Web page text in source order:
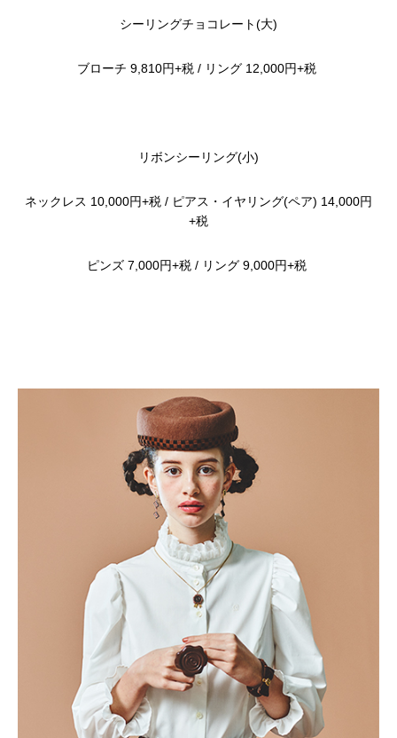
シーリングチョ コレート(大)
ブローチ 9,810円+税 / リング 12,000円+税
リボンシーリング(小)
ネックレス 10,000円+税 / ピアス ・ イヤリング(ペア) 14,000円
+税
ピンズ 7,000円+税 / リング 9,000円+税